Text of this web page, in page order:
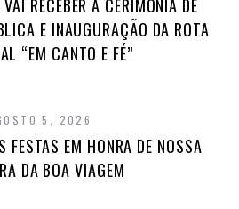
RECEBER A CERIMÓNIA DE
E INAUGURAÇÃO DA ROTA
“EM CANTO E FÉ”
5, 2026
FESTAS EM HONRA DE NOSSA
DA BOA VIAGEM